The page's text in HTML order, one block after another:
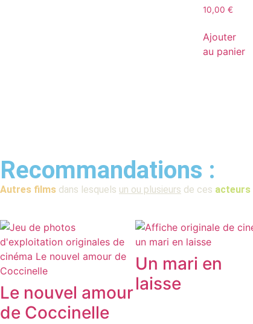
10,00 €
Ajouter
au panier
Recommandations :
Autres films dans lesquels un ou plusieurs de ces acteurs
Le nouvel amour
de Coccinelle
Un mari en
laisse